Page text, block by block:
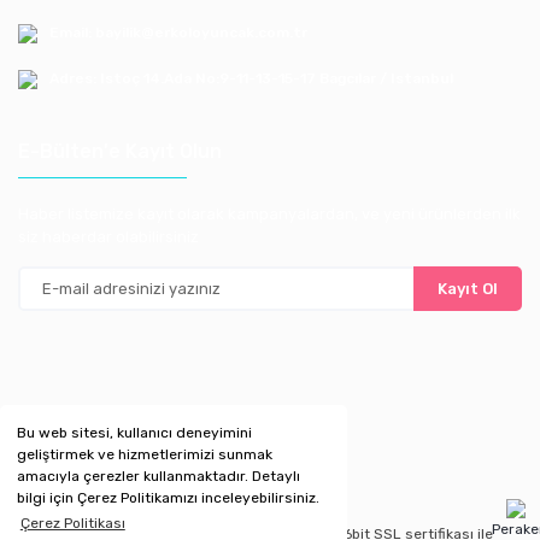
Bu web sitesi, kullanıcı deneyimini
geliştirmek ve hizmetlerimizi sunmak
amacıyla çerezler kullanmaktadır. Detaylı
bilgi için Çerez Politikamızı inceleyebilirsiniz.
Çerez Politikası
Kayıt Ol
Copyright 2020 © Kredi kartı bilgileriniz 256bit SSL sertifikası ile